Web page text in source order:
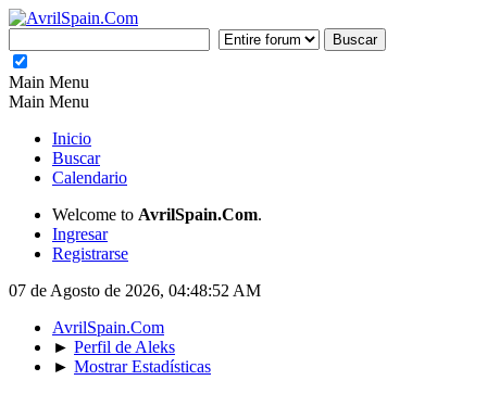
Main Menu
Main Menu
Inicio
Buscar
Calendario
Welcome to AvrilSpain.Com.
Ingresar
Registrarse
07 de Agosto de 2026, 04:48:52 AM
AvrilSpain.Com
► Perfil de Aleks
► Mostrar Estadísticas